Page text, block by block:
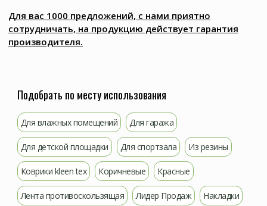
Для вас 1000 предложений, с нами приятно
сотрудничать, на продукцию действует гарантия
производителя.
Подобрать по месту использования
Для влажных помещений Для гаража
Для детской площадки Для спортзала Из резины
Коврики kleen tex Коричневые Красные
Лента противоскользящая Лидер Продаж Накладки